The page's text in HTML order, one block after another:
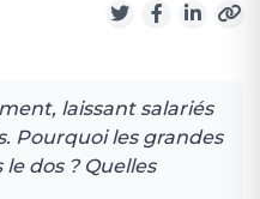
laissant salariés
Pourquoi les grandes
dos ? Quelles